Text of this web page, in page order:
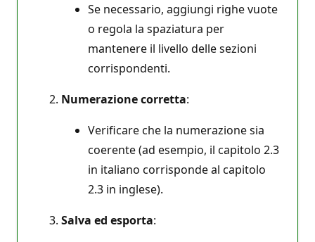
Se necessario, aggiungi righe vuote
o regola la spaziatura per
mantenere il livello delle sezioni
corrispondenti.
Numerazione corretta:
Verificare che la numerazione sia
coerente (ad esempio, il capitolo 2.3
in italiano corrisponde al capitolo
2.3 in inglese).
Salva ed esporta: